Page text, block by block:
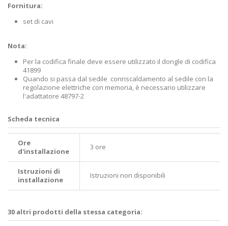
Fornitura:
set di cavi
Nota:
Per la codifica finale deve essere utilizzato il dongle di codifica
41899
Quando si passa dal sedile conriscaldamento al sedile con la
regolazione elettriche con memoria, è necessario utilizzare
l'adattatore 48797-2
Scheda tecnica
Ore
d'installazione
3 ore
Istruzioni di
installazione
Istruzioni non disponibili
30 altri prodotti della stessa categoria: